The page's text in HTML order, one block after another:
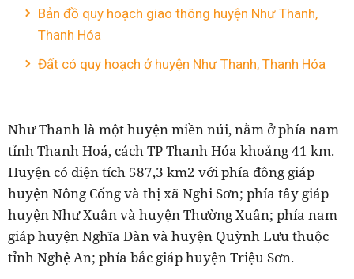
Bản đồ quy hoạch giao thông huyện Như Thanh,
Thanh Hóa
Đất có quy hoạch ở huyện Như Thanh, Thanh Hóa
Như Thanh là một huyện miền núi, nằm ở phía nam
tỉnh Thanh Hoá, cách TP Thanh Hóa khoảng 41 km.
Huyện có diện tích 587,3 km2 với phía đông giáp
huyện Nông Cống và thị xã Nghi Sơn; phía tây giáp
huyện Như Xuân và huyện Thường Xuân; phía nam
giáp huyện Nghĩa Đàn và huyện Quỳnh Lưu thuộc
tỉnh Nghệ An; phía bắc giáp huyện Triệu Sơn.